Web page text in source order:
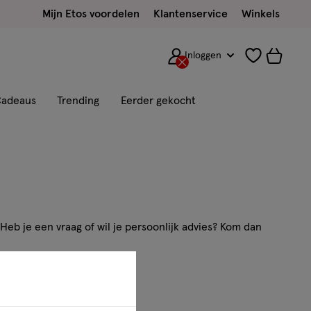
Mijn Etos voordelen Klantenservice Winkels
Inloggen
Trending Eerder gekocht
je een vraag of wil je persoonlijk advies? Kom dan